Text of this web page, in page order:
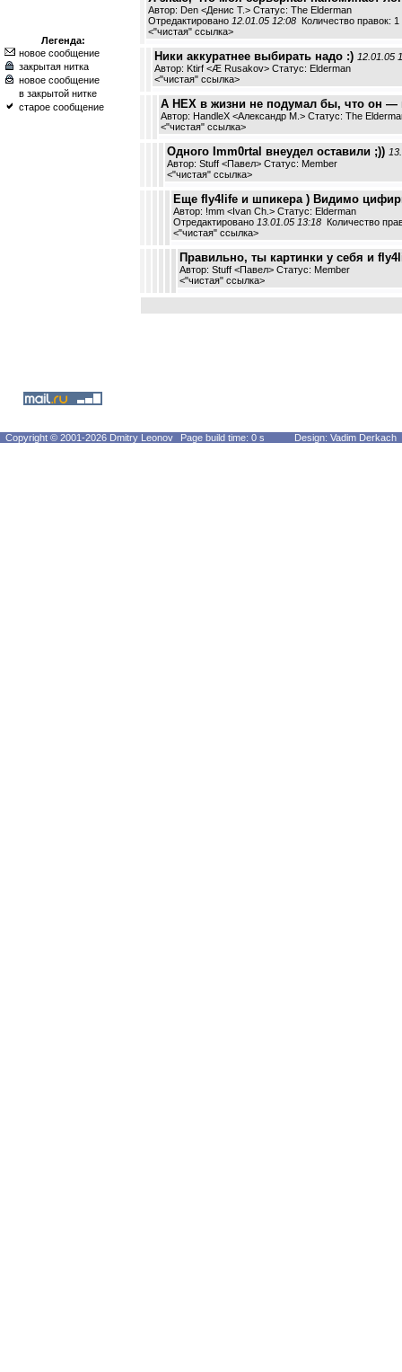
Легенда:
новое сообщение
закрытая нитка
новое сообщение
в закрытой нитке
старое сообщение
Автор: Den <Денис Т.> Статус: The Elderman
Отредактировано 12.01.05 12:08 Количество правок: 1
<"чистая" ссылка>
Ники аккуратнее выбирать надо :) 12.01.05
Автор: Ktirf <Æ Rusakov> Статус: Elderman
<"чистая" ссылка>
А HEX в жизни не подумал бы, что он —
Автор: HandleX <Александр М.> Статус: The
<"чистая" ссылка>
Одного Imm0rtal внеудел оставили ;))
Автор: Stuff <Павел> Статус: Member
<"чистая" ссылка>
Еще fly4life и шпикера ) Видимо
Автор: !mm <Ivan Ch.> Статус: Elderman
Отредактировано 13.01.05 13:18 Количество
<"чистая" ссылка>
Правильно, ты картинки у себя и
Автор: Stuff <Павел> Статус: Member
<"чистая" ссылка>
Copyright © 2001-2026 Dmitry Leonov Page build time: 0 s Design: Vadim Derkach